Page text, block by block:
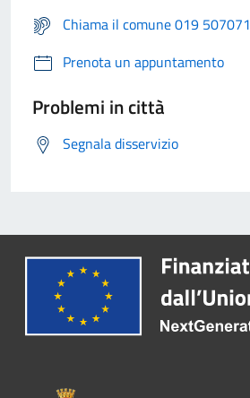
Chiama il comune 019 507071
Prenota un appuntamento
Problemi in città
Segnala disservizio